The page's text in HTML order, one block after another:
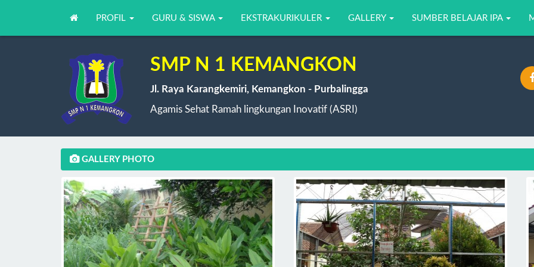
PROFIL GURU & SISWA EKSTRAKURIKULER GALLERY SUMBER BELAJAR IPA
SMP N 1 KEMANGKON
Jl. Raya Karangkemiri, Kemangkon - Purbalingga
Agamis Sehat Ramah lingkungan Inovatif (ASRI)
GALLERY PHOTO